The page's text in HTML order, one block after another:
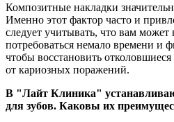
Композитные накладки
Именно этот фактор часто и
следует учитывать, что вам может
потребоваться немало времени и
чтобы восстановить
от кариозных поражений.
В "Лайт Клиника"
для зубов. Каковы их